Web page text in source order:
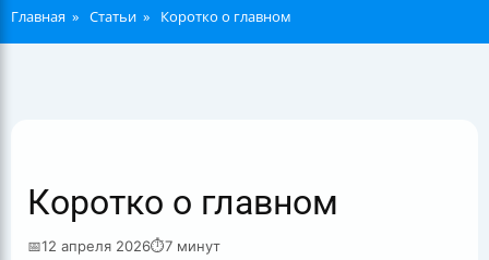
Главная Статьи Коротко о главном
Коротко о главном
📅12 апреля 2026⏱7 минут